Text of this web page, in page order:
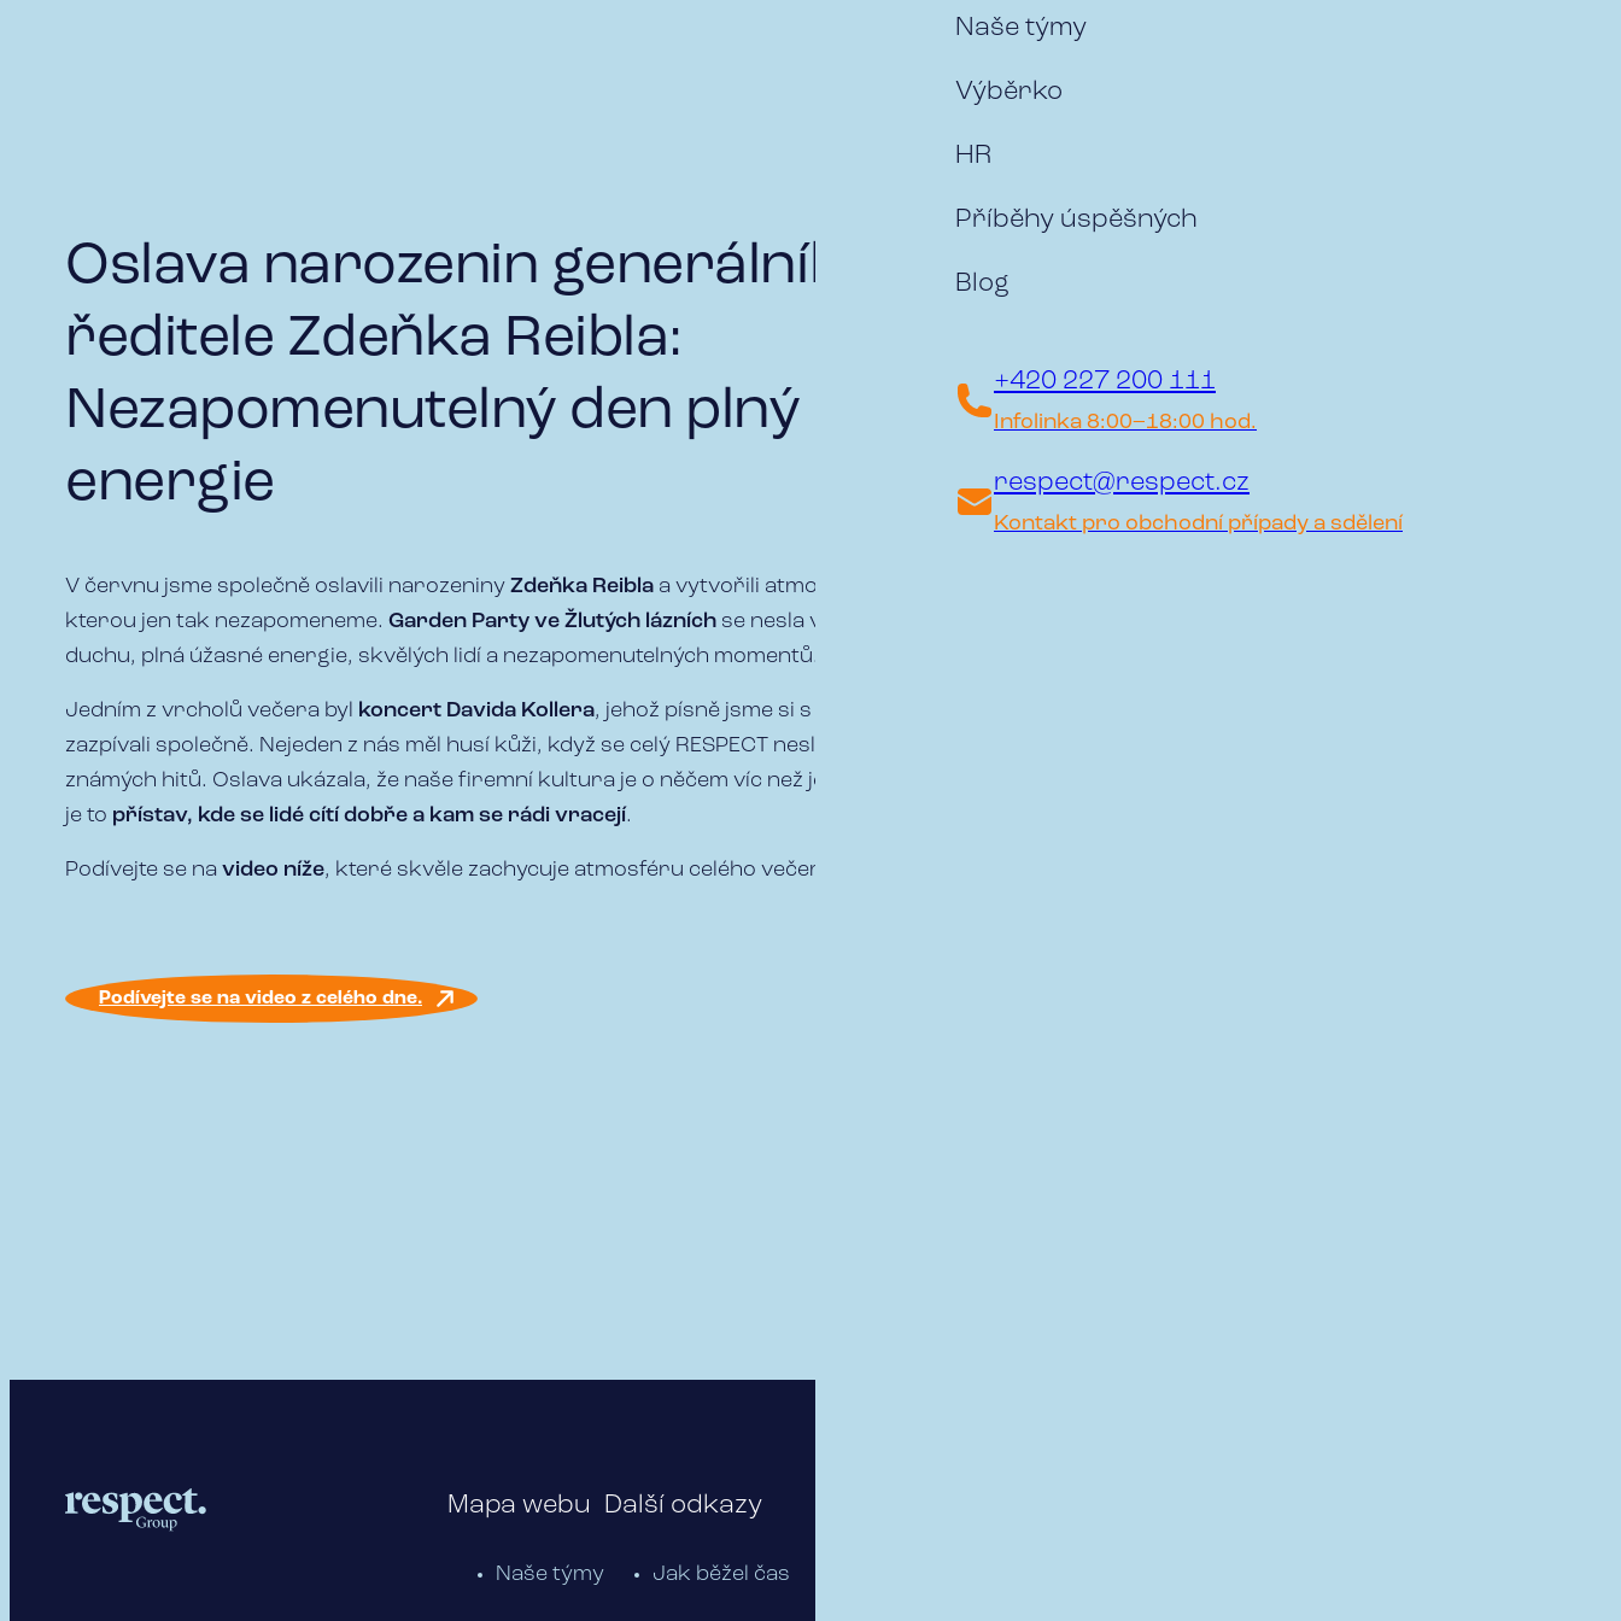
Naše týmy
Výběrko
HR
Příběhy úspěšných
Blog
+420 227 200 111
Infolinka 8:00–18:00 hod.
respect@respect.cz
Kontakt pro obchodní případy a sdělení
Oslava narozenin generálního
ředitele Zdeňka Reibla:
Nezapomenutelný den plný
energie
V červnu jsme společně oslavili narozeniny Zdeňka Reibla a vytvořili atmosféru, na
kterou jen tak nezapomeneme. Garden Party ve Žlutých lázních se nesla ve skvělém
duchu, plná úžasné energie, skvělých lidí a nezapomenutelných momentů.
Jedním z vrcholů večera byl koncert Davida Kollera, jehož písně jsme si s chutí
zazpívali společně. Nejeden z nás měl husí kůži, když se celý RESPECT nesl na vlně
známých hitů. Oslava ukázala, že naše firemní kultura je o něčem víc než jen o práci –
je to přístav, kde se lidé cítí dobře a kam se rádi vracejí.
Podívejte se na video níže, které skvěle zachycuje atmosféru celého večera! 🎥🎉
Podívejte se na video z celého dne.
Mapa webu
Naše týmy
Další odkazy
Jak běžel čas